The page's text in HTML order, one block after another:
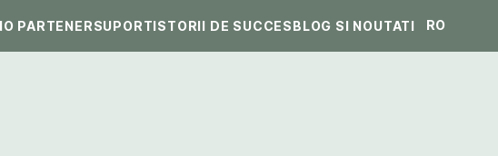
PARTENERSUPORTISTORII DE SUCCESBLOG SI NOUTATI RO